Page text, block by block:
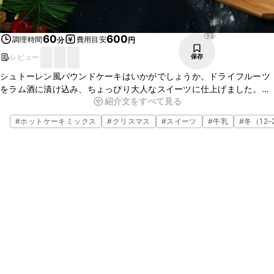
調理時間60分 費用目安600円
レビュー
421
保存
シュトーレン風パウンドケーキはいかがでしょうか。ドライフルーツ
をラム酒に漬け込み、ちょっぴり大人なスイーツに仕上げました。
ホットケーキミックスを使うことで、お手軽にお作りいただけます。
ぜひお試しくださいね。
紹介文をすべて見る
#ホットケーキミックス #クリスマス #スイーツ #牛乳 #冬（